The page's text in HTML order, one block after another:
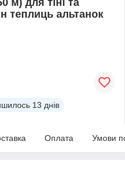
теплиць альтанок
13 днів
Оплата Умови